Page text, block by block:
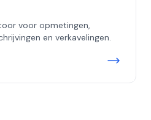
voor opmetingen,
en verkavelingen.